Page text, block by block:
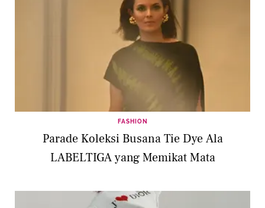
FASHION
Parade Koleksi Busana Tie Dye Ala
LABELTIGA yang Memikat Mata